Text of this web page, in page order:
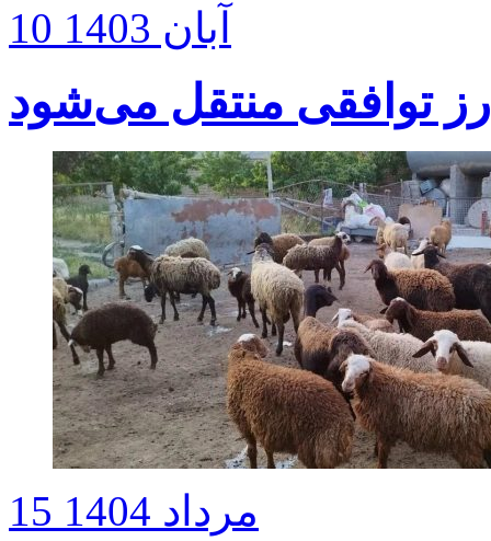
10 آبان 1403
ارز توافقی منتقل می‌شود
15 مرداد 1404